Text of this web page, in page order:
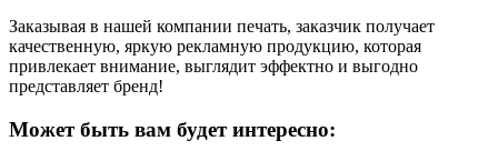
Заказывая в нашей компании печать, заказчик получает
качественную, яркую рекламную продукцию, которая
привлекает внимание, выглядит эффектно и выгодно
представляет бренд!
Может быть вам будет интересно: